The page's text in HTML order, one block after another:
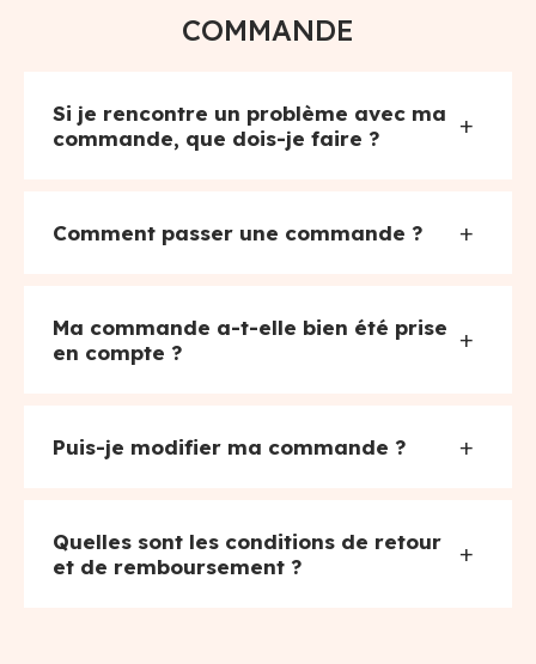
COMMANDE
Si je rencontre un problème avec ma
commande, que dois-je faire ?
+
Comment passer une commande ? +
Ma commande a-t-elle bien été prise
en compte ?
+
Puis-je modifier ma commande ? +
Quelles sont les conditions de retour
et de remboursement ?
+